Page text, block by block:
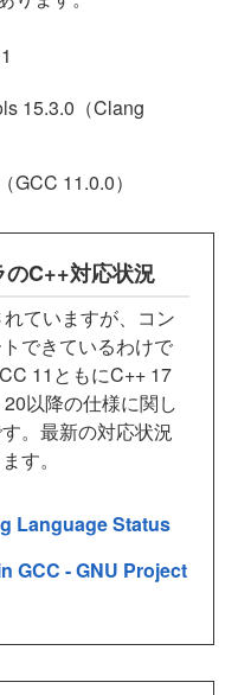
15.3.0（Clang
GCC 11.0.0）
のC++対応状況
ていますが、コン
できているわけで
11ともにC++ 17
以降の仕様に関し
。最新の対応状況
す。
Language Status
GCC - GNU Project